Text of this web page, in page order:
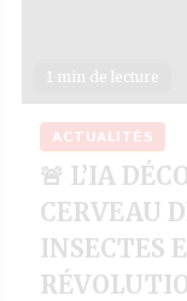
1 min de lecture
ACTUALITÉS
🚨 L’IA
CERVEAU
INSECTES